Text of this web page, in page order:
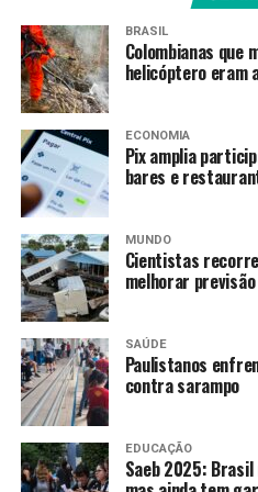
Baianão e
Cearense!
Confira a
Sábado,
x Juazeirense
16h30
Domingo,
Fortaleza x
das 17h
BRASIL
Colombianas que
helicóptero eram
ECONOMIA
Pix amplia
bares e
MUNDO
Cientistas
melhorar
SAÚDE
Paulistanos
contra sarampo
EDUCAÇÃO
Saeb 2025: